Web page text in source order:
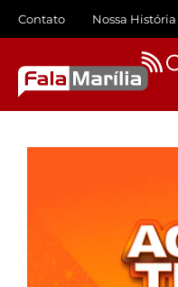
Contato Nossa História